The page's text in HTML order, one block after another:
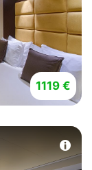
1119 €